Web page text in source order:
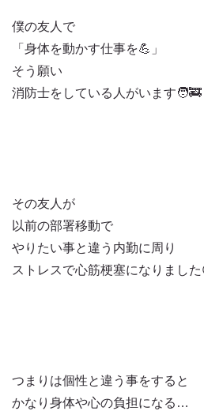
僕の友人で
「身体を動かす仕事を💪」
そう願い
消防士をしている人がいます🧑‍🚒
その友人が
以前の部署移動で
やりたい事と違う内勤に周り
ストレスで心筋梗塞になりました
つまりは個性と違う事をすると
かなり身体や心の負担になる…